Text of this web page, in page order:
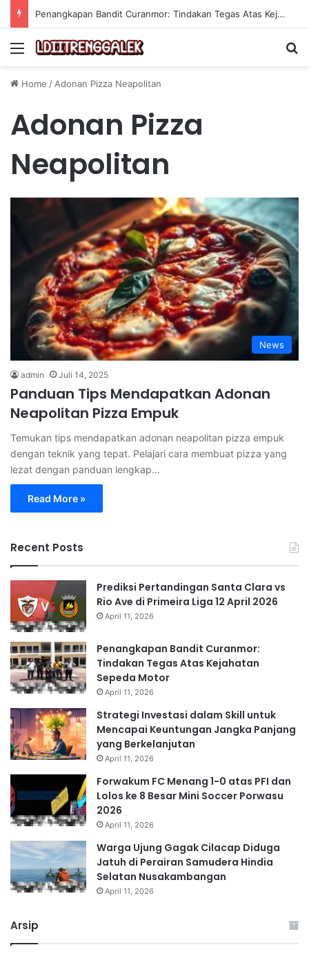
Penangkapan Bandit Curanmor: Tindakan Tegas Atas Kejahatan Sepeda Motor
Menu
Home / Adonan Pizza Neapolitan
Adonan Pizza
Neapolitan
News
admin Juli 14, 2025
Panduan Tips Mendapatkan Adonan
Neapolitan Pizza Empuk
Temukan tips mendapatkan adonan neapolitan pizza empuk
dengan teknik yang tepat. Pelajari cara membuat pizza yang
lezat dengan panduan lengkap…
Read More »
Recent Posts
Prediksi Pertandingan Santa Clara vs
Rio Ave di Primeira Liga 12 April 2026
April 11, 2026
Penangkapan Bandit Curanmor:
Tindakan Tegas Atas Kejahatan
Sepeda Motor
April 11, 2026
Strategi Investasi dalam Skill untuk
Mencapai Keuntungan Jangka Panjang
yang Berkelanjutan
April 11, 2026
Forwakum FC Menang 1-0 atas PFI dan
Lolos ke 8 Besar Mini Soccer Porwasu
2026
April 11, 2026
Warga Ujung Gagak Cilacap Diduga
Jatuh di Perairan Samudera Hindia
Selatan Nusakambangan
April 11, 2026
Arsip